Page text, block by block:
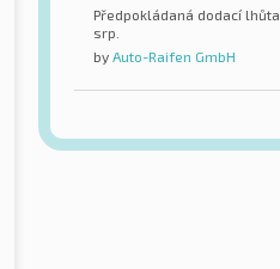
Předpokládaná dodací
srp.
by Auto-Raifen GmbH